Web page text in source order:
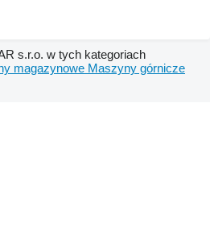
s.r.o. w tych kategoriach
magazynowe Maszyny górnicze